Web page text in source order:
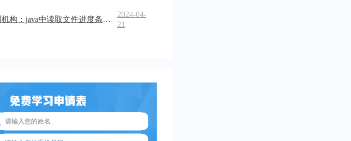
Java培训机构：java中读取文件进度条怎样实现
2024-04-
21